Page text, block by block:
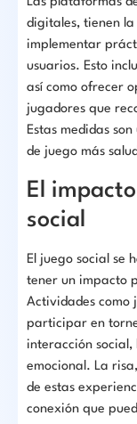
digitales, tienen
implementar
usuarios. Esto
así como ofrecer
jugadores que
Estas medidas
de juego más
El
social
El juego social se
tener un impacto
Actividades como
participar en
interacción social,
emocional. La
de estas
conexión que